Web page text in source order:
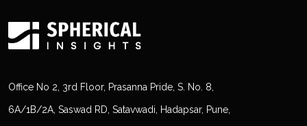
Office No 2, 3rd Floor, Prasanna Pride, S. No. 8,
6A/1B/2A, Saswad RD, Satavwadi, Hadapsar, Pune,